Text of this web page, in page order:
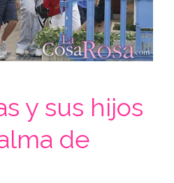
y sus hijos
de